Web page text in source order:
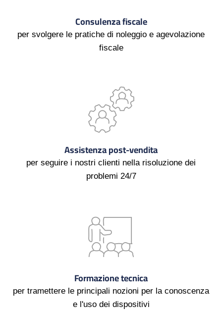
Consulenza fiscale
per svolgere le pratiche di noleggio e agevolazione
fiscale
Assistenza post-vendita
per seguire i nostri clienti nella risoluzione dei
problemi 24/7
Formazione tecnica
per tramettere le principali nozioni per la conoscenza
e l'uso dei dispositivi